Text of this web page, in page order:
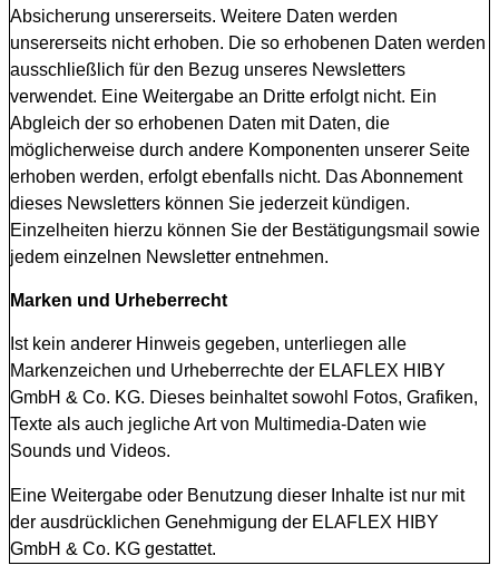
Absicherung unsererseits. Weitere Daten werden
unsererseits nicht erhoben. Die so erhobenen Daten werden
ausschließlich für den Bezug unseres Newsletters
verwendet. Eine Weitergabe an Dritte erfolgt nicht. Ein
Abgleich der so erhobenen Daten mit Daten, die
möglicherweise durch andere Komponenten unserer Seite
erhoben werden, erfolgt ebenfalls nicht. Das Abonnement
dieses Newsletters können Sie jederzeit kündigen.
Einzelheiten hierzu können Sie der Bestätigungsmail sowie
jedem einzelnen Newsletter entnehmen.
Marken und Urheberrecht
Ist kein anderer Hinweis gegeben, unterliegen alle
Markenzeichen und Urheberrechte der ELAFLEX HIBY
GmbH & Co. KG. Dieses beinhaltet sowohl Fotos, Grafiken,
Texte als auch jegliche Art von Multimedia-Daten wie
Sounds und Videos.
Eine Weitergabe oder Benutzung dieser Inhalte ist nur mit
der ausdrücklichen Genehmigung der ELAFLEX HIBY
GmbH & Co. KG gestattet.